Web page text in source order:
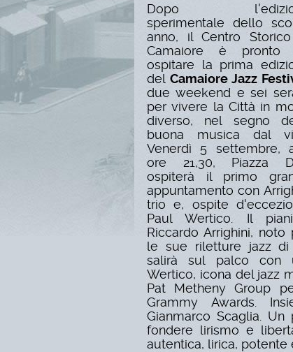
Dopo
sperimentale dello
anno, il Centro
Camaiore è pronto
ospitare la prima
del Camaiore Jazz
due weekend e sei
per vivere la Città in
diverso, nel segno
buona musica dal
Venerdì 5 settembre,
ore 21,30, Piazza
ospiterà il primo
appuntamento con
trio e, ospite
Paul Wertico. Il
Riccardo Arrighini, noto
le sue riletture jazz di
salirà sul palco con
Wertico, icona del jazz
Pat Metheny Group
Grammy Awards.
Gianmarco Scaglia.
fondere lirismo e
autentica, lirica, potente